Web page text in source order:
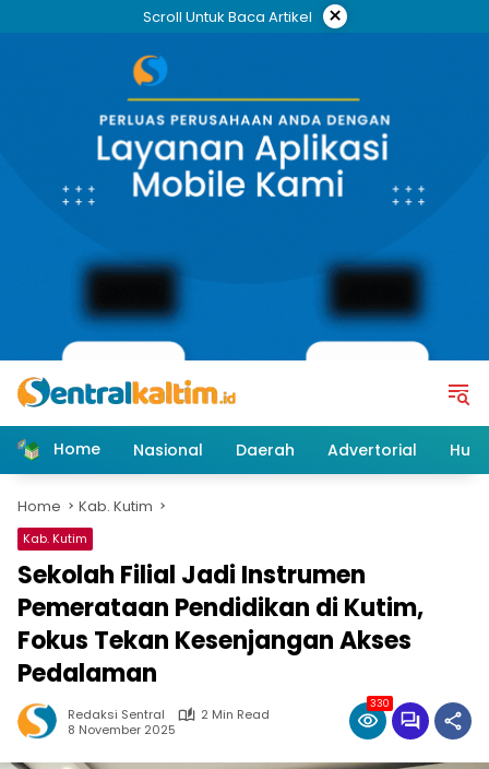
Scroll Untuk Baca Artikel ×
Home Nasional Daerah Advertorial
Home Kab. Kutim
Kab. Kutim
Sekolah Filial Jadi Instrumen
Pemerataan Pendidikan di Kutim,
Fokus Tekan Kesenjangan Akses
Pedalaman
Redaksi Sentral
2 Min Read
8 November 2025
330